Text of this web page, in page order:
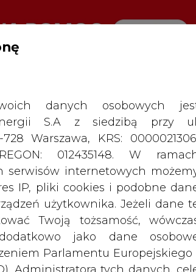
danych osobowych
S.A z siedzibą przy
Warszawa, KRS:
012435148. W
serwisów internetowych
IP, pliki cookies i podobne
użytkownika. Jeżeli dane
Twoją tożsamość,
jako dane
Parlamentu Europejskiego